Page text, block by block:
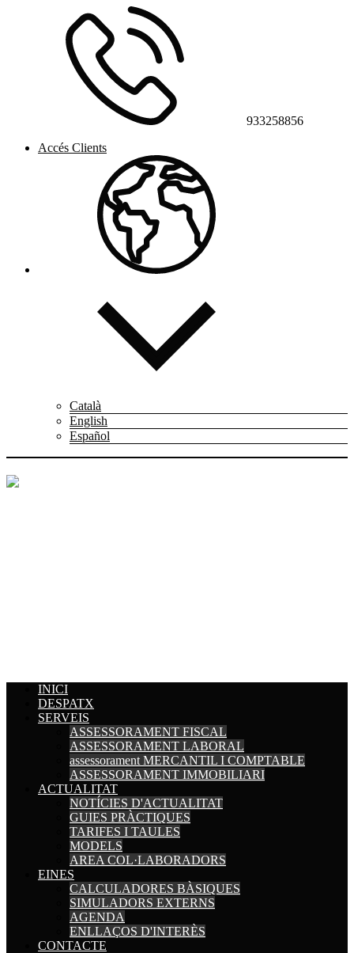
933258856
Accés Clients
Català
English
Español
INICI
DESPATX
SERVEIS
ASSESSORAMENT FISCAL
ASSESSORAMENT LABORAL
assessorament MERCANTIL I COMPTABLE
ASSESSORAMENT IMMOBILIARI
ACTUALITAT
NOTÍCIES D'ACTUALITAT
GUIES PRÀCTIQUES
TARIFES I TAULES
MODELS
AREA COL·LABORADORS
EINES
CALCULADORES BÀSIQUES
SIMULADORS EXTERNS
AGENDA
ENLLAÇOS D'INTERÈS
CONTACTE